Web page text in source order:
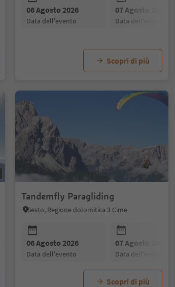
20 Agosto 2026 27 Agosto
06 Agosto 2026
data dell'evento
07 Agosto 2026
data dell'evento
Scopri di più
08 Agosto 2026
data dell'evento
09 Agosto
data dell'evento
Tandemfly Paragliding
Sesto, Regione dolomitica 3 Cime
06 Agosto 2026
data dell'evento
07 Agosto 2026
data dell'evento
Scopri di più